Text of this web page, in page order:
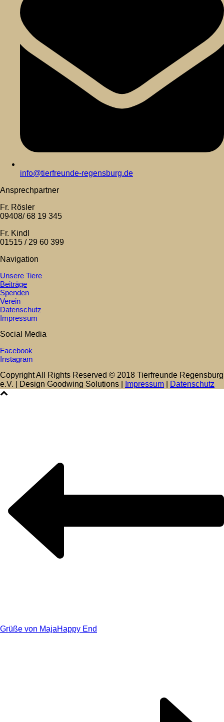
info@tierfreunde-regensburg.de
Ansprechpartner
Fr. Rösler
09408/ 68 19 345
Fr. Kindl
01515 / 29 60 399
Navigation
Unsere Tiere
Beiträge
Spenden
Verein
Datenschutz
Impressum
Social Media
Facebook
Instagram
Copyright All Rights Reserved © 2018 Tierfreunde Regensburg
e.V. | Design Goodwing Solutions |
Impressum Datenschutz
Grüße von MajaHappy End